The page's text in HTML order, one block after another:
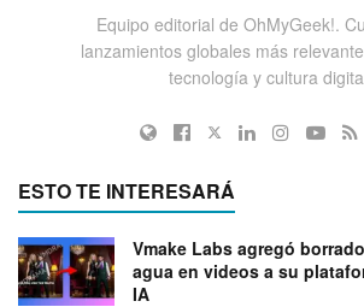
Equipo editorial de OhMyGeek!.
lanzamientos globales más
tecnología y cultura
ESTO TE INTERESARÁ
Vmake Labs agregó
agua en videos a su
IA